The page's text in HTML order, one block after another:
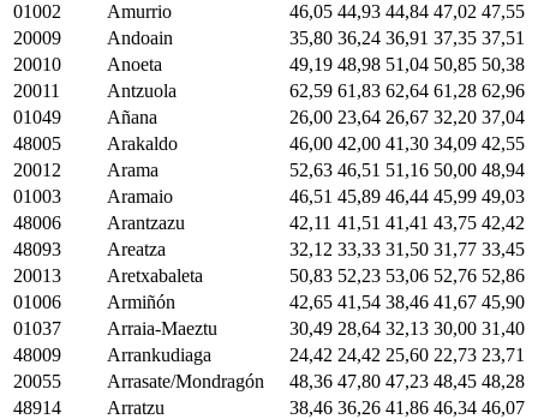
01002
Amurrio 46,05 44,93 44,84 47,02 47,55
20009
Andoain 35,80 36,24 36,91 37,35 37,51
20010
Anoeta 49,19 48,98 51,04 50,85 50,38
20011
Antzuola 62,59 61,83 62,64 61,28 62,96
01049
Añana 26,00 23,64 26,67 32,20 37,04
48005
Arakaldo 46,00 42,00 41,30 34,09 42,55
20012
Arama 52,63 46,51 51,16 50,00 48,94
01003
Aramaio 46,51 45,89 46,44 45,99 49,03
48006
Arantzazu 42,11 41,51 41,41 43,75 42,42
48093
Areatza 32,12 33,33 31,50 31,77 33,45
20013
Aretxabaleta 50,83 52,23 53,06 52,76 52,86
01006
Armiñón 42,65 41,54 38,46 41,67 45,90
01037
Arraia-Maeztu 30,49 28,64 32,13 30,00 31,40
48009
Arrankudiaga 24,42 24,42 25,60 22,73 23,71
20055
Arrasate/Mondragón 48,36 47,80 47,23 48,45 48,28
48914
Arratzu 38,46 36,26 41,86 46,34 46,07